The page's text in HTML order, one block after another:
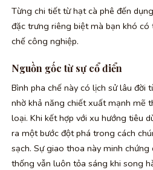
Từng chi tiết từ hạt cà phê đến
đặc trưng riêng biệt mà bạn khó có
chế công nghiệp.
Nguồn gốc từ sự cổ điển
Bình pha chế này có lịch sử lâu đời
nhờ khả năng chiết xuất mạnh mẽ
loại. Khi kết hợp với xu hướng tiêu
ra một bước đột phá trong cách
sạch. Sự giao thoa này minh
thống vẫn luôn tỏa sáng khi song